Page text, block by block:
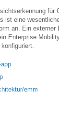
ist eine
an. Ein
Enterprise
emm